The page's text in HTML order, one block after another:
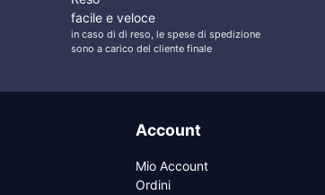
facile e veloce
in caso di di reso, le spese di spedizione
sono a carico del cliente finale
Account
Mio Account
Ordini